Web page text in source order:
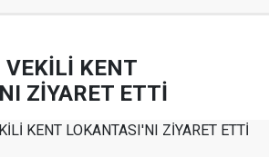
VEKİLİ KENT
ZİYARET ETTİ